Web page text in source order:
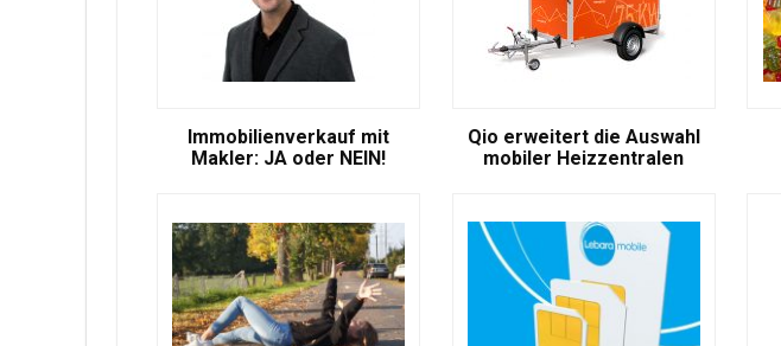
Immobilienverkauf mit
Makler: JA oder NEIN!
Qio erweitert die Auswahl
mobiler Heizzentralen